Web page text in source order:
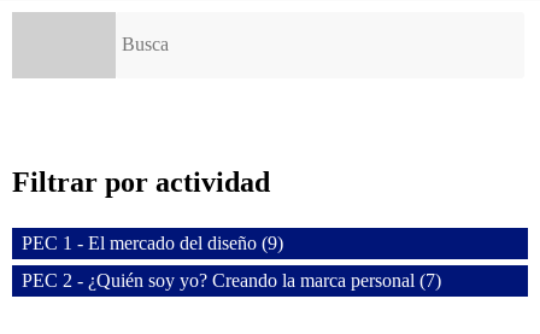
Filtrar por actividad
PEC 1 - El mercado del diseño (9)
PEC 2 - ¿Quién soy yo? Creando la marca personal (7)